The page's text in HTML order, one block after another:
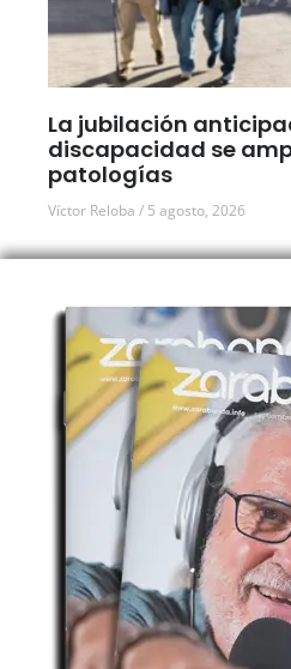
La jubilación
discapacidad se
patologías
Víctor Reloba 5 agosto, 2026